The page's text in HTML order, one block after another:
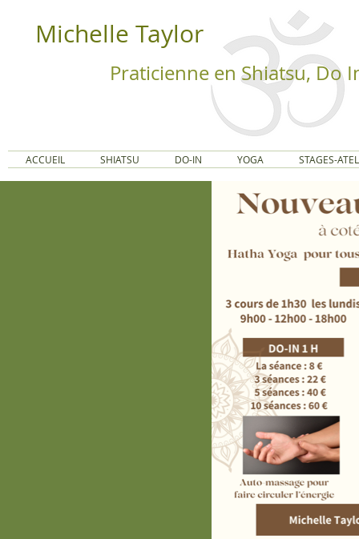
Michelle Taylor
Praticienne en Shiatsu, Do
ACCUEIL SHIATSU DO-IN YOGA STAGES-